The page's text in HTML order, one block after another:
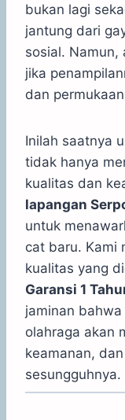
bukan lagi
jantung dari
sosial. Namun,
jika
dan
Inilah saatnya
tidak hanya
kualitas dan
lapangan
untuk
cat baru. Kami
kualitas yang
Garansi 1
jaminan
olahraga akan
keamanan,
sesungguhnya.